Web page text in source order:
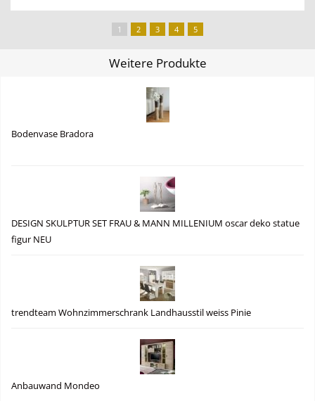
1 2 3 4 5
Weitere Produkte
Bodenvase Bradora
DESIGN SKULPTUR SET FRAU & MANN MILLENIUM oscar deko statue
figur NEU
trendteam Wohnzimmerschrank Landhausstil weiss Pinie
Anbauwand Mondeo